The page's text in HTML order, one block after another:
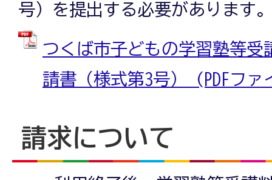
号）を提出する必要があります
つくば市子どもの学習塾等受
請書（様式第3号） (PDFフ
請求について